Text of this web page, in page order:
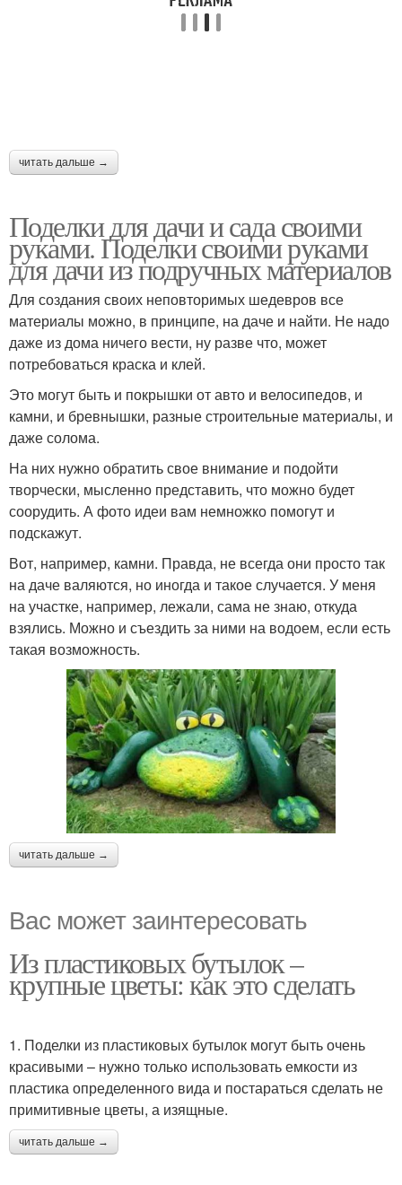
читать дальше →
Поделки для дачи и сада своими
руками. Поделки своими руками
для дачи из подручных материалов
Для создания своих неповторимых шедевров все
материалы можно, в принципе, на даче и найти. Не надо
даже из дома ничего вести, ну разве что, может
потребоваться краска и клей.
Это могут быть и покрышки от авто и велосипедов, и
камни, и бревнышки, разные строительные материалы, и
даже солома.
На них нужно обратить свое внимание и подойти
творчески, мысленно представить, что можно будет
соорудить. А фото идеи вам немножко помогут и
подскажут.
Вот, например, камни. Правда, не всегда они просто так
на даче валяются, но иногда и такое случается. У меня
на участке, например, лежали, сама не знаю, откуда
взялись. Можно и съездить за ними на водоем, если есть
такая возможность.
читать дальше →
Вас может заинтересовать
Из пластиковых бутылок –
крупные цветы: как это сделать
1. Поделки из пластиковых бутылок могут быть очень
красивыми – нужно только использовать емкости из
пластика определенного вида и постараться сделать не
примитивные цветы, а изящные.
читать дальше →